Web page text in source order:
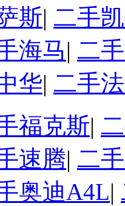
斯| 二手
海马| 二
华| 二手
福克斯|
速腾| 二
奥迪A4L|